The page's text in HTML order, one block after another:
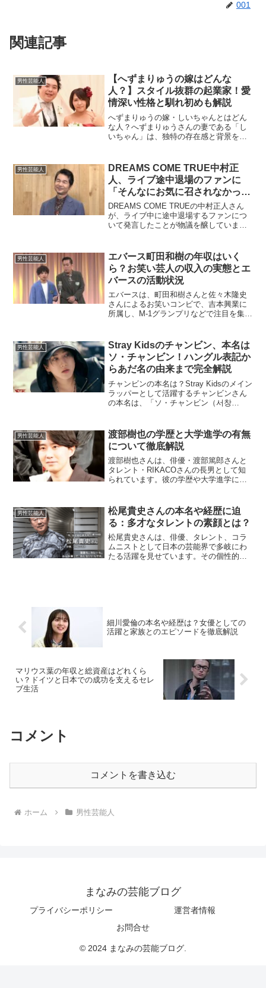
001
関連記事
男性芸能人
【へずまりゅうの嫁はどんな
人？】スタイル抜群の起業家！愛
情深い性格と馴れ初めも解説
へずまりゅうの嫁・しいちゃんとはどん
な人？へずまりゅうさんの妻である「し
いちゃん」は、独特の存在感と背景を持
真面目な性格が特徴とされています。一
方でユーモアのセンスもあ...
男性芸能人
DREAMS COME TRUE中村正
人、ライブ途中退場のファンに
「そんなにお気に召されなかった
のか」と発言し炎上？その背景と
は？
DREAMS COME TRUEの中村正人さん
が、ライブ中に途中退場するファンにつ
いて発言したことが物議を醸していま
を詳しく探ります。アーティストとファ
ンの関係性につ...
男性芸能人
エバース町田和樹の年収はいく
ら？お笑い芸人の収入の実態とエ
バースの活動状況
エバースは、町田和樹さんと佐々木隆史
さんによるお笑いコンビで、吉本興業に
所属し、M-1グランプリなどで注目を集め
います。この記事では、町田さんの年収
について詳しく予測し...
男性芸能人
Stray Kidsのチャンビン、本名は
ソ・チャンビン！ハングル表記か
らあだ名の由来まで完全解説
チャンビンの本名は？Stray Kidsのメイン
ラッパーとして活躍するチャンビンさん
の本名は、「ソ・チャンビン（서창
この名前は、彼が持つ強い個性と才能を
表しています。チャン...
男性芸能人
渡部樹也の学歴と大学進学の有無
について徹底解説
渡部樹也さんは、俳優・渡部篤郎さんと
タレント・RIKACOさんの長男として知
られています。彼の学歴や大学進学につ
や大学進学の有無、そして現在の活動に
ついて詳しく解説しま...
男性芸能人
松尾貴史さんの本名や経歴に迫
る：多才なタレントの素顔とは？
松尾貴史さんは、俳優、タレント、コラ
ムニストとして日本の芸能界で多岐にわ
たる活躍を見せています。その個性的な
細川愛倫の本名や経歴は？女優としての
活躍と家族とのエピソードを徹底解説
マリウス葉の年収と総資産はどれくら
い？ドイツと日本での成功を支えるセレ
ブ生活
コメント
コメントを書き込む
ホーム 男性芸能人
まなみの芸能ブログ
プライバシーポリシー
運営者情報
お問合せ
© 2024 まなみの芸能ブログ.